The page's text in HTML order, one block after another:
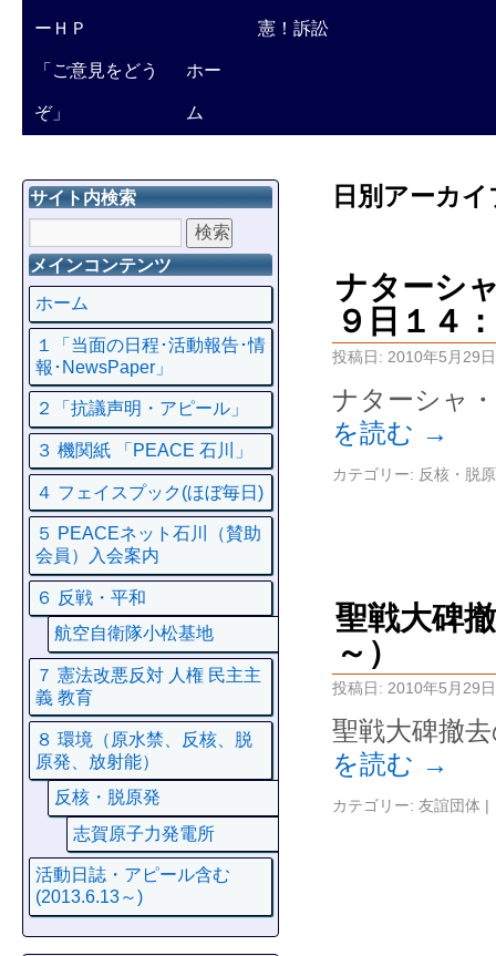
ーＨＰ 憲！訴訟
「ご意見をどう
ぞ」
ホー
ム
日別アーカ
ナターシ
９日１４
投稿日: 2010年5月29日
ナターシャ
を読む →
カテゴリー: 反核・脱
聖戦大碑
～）
投稿日: 2010年5月29日
聖戦大碑撤
を読む →
カテゴリー: 友誼団体 |
サイト内検索
メインコンテンツ
ホーム
１「当面の日程･活動報告･情
報･NewsPaper」
２「抗議声明・アピール」
３ 機関紙 「PEACE 石川」
４ フェイスプック(ほぼ毎日)
５ PEACEネット石川（賛助
会員）入会案内
６ 反戦・平和
航空自衛隊小松基地
７ 憲法改悪反対 人権 民主主
義 教育
８ 環境（原水禁、反核、脱
原発、放射能）
反核・脱原発
志賀原子力発電所
活動日誌・アピール含む
(2013.6.13～)